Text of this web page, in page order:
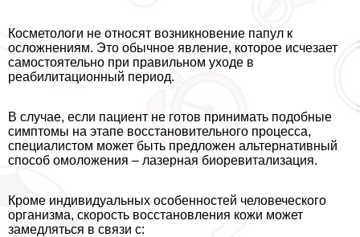
Косметологи не относят возникновение папул к
осложнениям. Это обычное явление, которое исчезает
самостоятельно при правильном уходе в
реабилитационный период.
В случае, если пациент не готов принимать подобные
симптомы на этапе восстановительного процесса,
специалистом может быть предложен альтернативный
способ омоложения – лазерная биоревитализация.
Кроме индивидуальных особенностей человеческого
организма, скорость восстановления кожи может
замедляться в связи с: